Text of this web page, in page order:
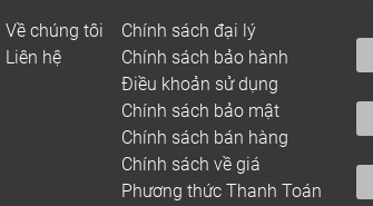
Về chúng tôi
Liên hệ
Chính sách đại lý
Chính sách bảo hành
Điều khoản sử dụng
Chính sách bảo mật
Chính sách bán hàng
Chính sách về giá
Phương thức Thanh Toán